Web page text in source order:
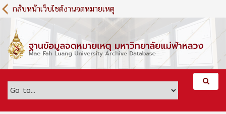
S
k
m
กลับหน้าเว็บไซต์งานจดหมายเหตุ